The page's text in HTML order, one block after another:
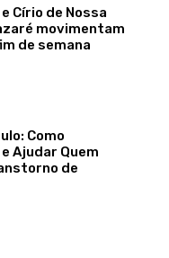
Círio de Nossa
movimentam
de semana
Como
Ajudar Quem
de